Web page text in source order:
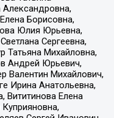
Александровна,
Борисовна,
Юлия Юрьевна,
Сергеевна,
Татьяна Михайловна,
Андрей Юрьевич,
Валентин Михайлович,
Ирина Анатольевна,
Вититинова Елена